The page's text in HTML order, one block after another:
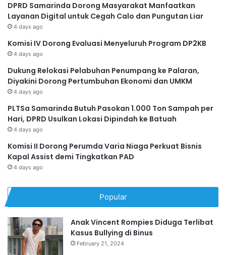
DPRD Samarinda Dorong Masyarakat Manfaatkan
Layanan Digital untuk Cegah Calo dan Pungutan Liar
4 days ago
Komisi IV Dorong Evaluasi Menyeluruh Program DP2KB
4 days ago
Dukung Relokasi Pelabuhan Penumpang ke Palaran,
Diyakini Dorong Pertumbuhan Ekonomi dan UMKM
4 days ago
PLTSa Samarinda Butuh Pasokan 1.000 Ton Sampah per
Hari, DPRD Usulkan Lokasi Dipindah ke Batuah
4 days ago
Komisi II Dorong Perumda Varia Niaga Perkuat Bisnis
Kapal Assist demi Tingkatkan PAD
4 days ago
Popular
Anak Vincent Rompies Diduga Terlibat
Kasus Bullying di Binus
February 21, 2024